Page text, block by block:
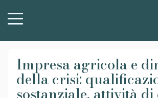
Impresa agricola e
della crisi: